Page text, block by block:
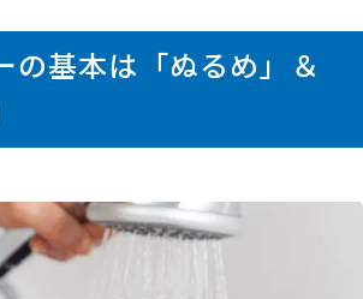
の基本は「ぬるめ」＆